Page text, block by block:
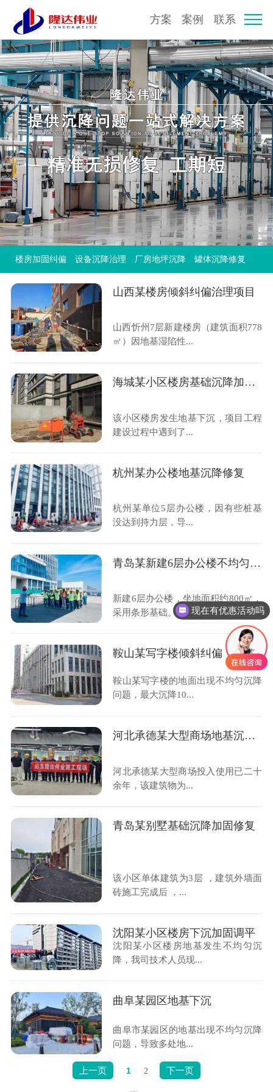
方案 案例 联系
楼房加固纠偏 设备沉降治理 厂房地坪沉降 罐体沉降修复
山西某楼房倾斜纠偏治理项目
山西忻州7层新建楼房（建筑面积778
㎡）因地基湿陷性...
海城某小区楼房基础沉降加固抬升
该小区楼房发生地基下沉，项目工程
建设过程中遇到了...
杭州某办公楼地基沉降修复
杭州某单位5层办公楼，因有些桩基
没达到持力层，导...
青岛某新建6层办公楼不均匀沉降加固项目
新建6层办公楼，坐地面积约800㎡，
采用条形基础。办...
鞍山某写字楼倾斜纠偏
鞍山某写字楼的地面出现不均匀沉降
问题，最大沉降10...
河北承德某大型商场地基沉降修复项目
河北承德某大型商场投入使用已二十
余年，该建筑物为...
青岛某别墅基础沉降加固修复
该小区单体建筑为3层 ，建筑外墙面
砖施工完成后 ，...
沈阳某小区楼房下沉加固调平
沈阳某小区楼房地基发生不均匀沉
降，我司技术人员现...
曲阜某园区地基下沉
曲阜市某园区的地基出现不均匀沉降
问题，导致多处地...
上一页 1 2 下一页
现在有优惠活动吗